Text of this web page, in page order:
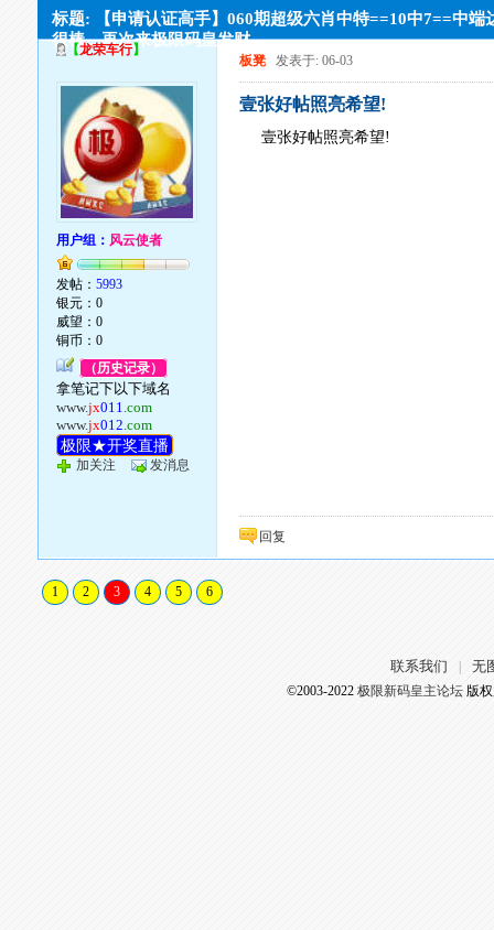
标题: 【申请认证高手】060期超级六肖中特==10中7==中端
很棒。再次来极限码皇发财
【龙荣车行】
用户组： 风云使者
发帖：5993
银元：0
威望：0
铜币：0
（历史记录）
拿笔记下以下域名
www.jx011.com
www.jx012.com
极限★开奖直播
加关注 发消息
板凳 发表于: 06-03
壹张好帖照亮希望!
壹张好帖照亮希望!
回复
1 2 3 4 5 6
联系我们 无
©2003-2022 极限新码皇主论坛版权